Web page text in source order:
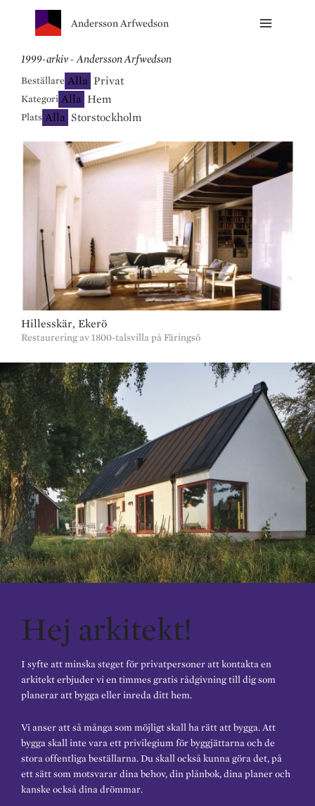
Andersson Arfwedson
1999-arkiv - Andersson Arfwedson
Beställare Alla Privat
Kategori Alla Hem
Plats Alla Storstockholm
Hillesskär, Ekerö
Restaurering av 1800-talsvilla på Färingsö
Hej arkitekt!
I syfte att minska steget för privatpersoner att kontakta en
arkitekt erbjuder vi en timmes gratis rådgivning till dig som
planerar att bygga eller inreda ditt hem.
Vi anser att så många som möjligt skall ha rätt att bygga. Att
bygga skall inte vara ett privilegium för byggjättarna och de
stora offentliga beställarna. Du skall också kunna göra det, på
ett sätt som motsvarar dina behov, din plånbok, dina planer och
kanske också dina drömmar.